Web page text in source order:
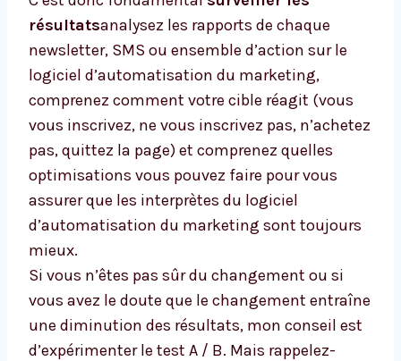
résultatsanalysez les rapports de chaque
newsletter, SMS ou ensemble d’action sur le
logiciel d’automatisation du marketing,
comprenez comment votre cible réagit (vous
vous inscrivez, ne vous inscrivez pas, n’achetez
pas, quittez la page) et comprenez quelles
optimisations vous pouvez faire pour vous
assurer que les interprètes du logiciel
d’automatisation du marketing sont toujours
mieux.
Si vous n’êtes pas sûr du changement ou si
vous avez le doute que le changement entraîne
une diminution des résultats, mon conseil est
d’expérimenter le test A / B. Mais rappelez-